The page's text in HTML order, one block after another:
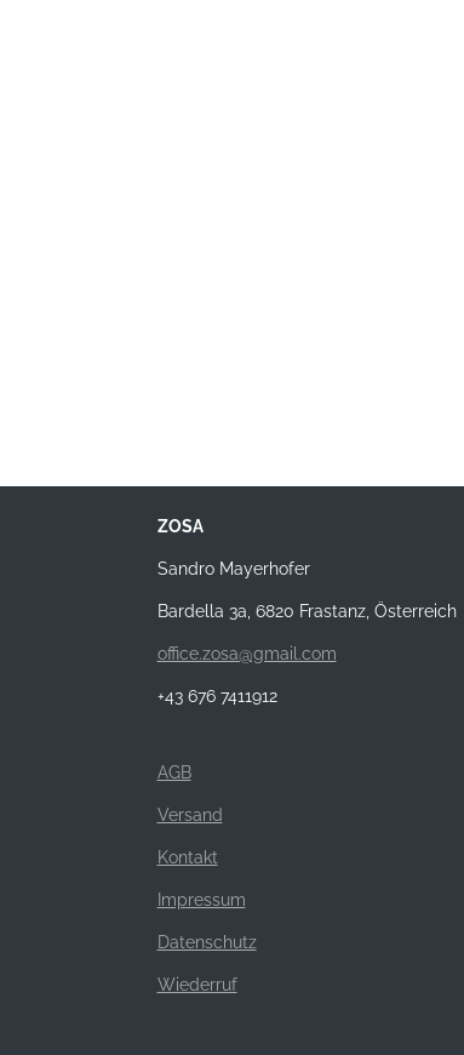
ZOSA
Sandro Mayerhofer
Bardella 3a, 6820 Frastanz, Österreich
office.zosa@gmail.com
+43 676 7411912
AGB
Versand
Kontakt
Impressum
Datenschutz
Wiederruf